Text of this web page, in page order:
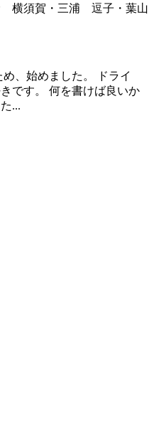
横須賀・三浦 逗子・葉山
、始めました。 ドライ
です。 何を書けば良いか
...